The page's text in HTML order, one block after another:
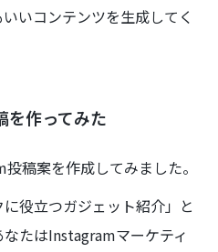
いコンテンツを生成してく
を作ってみた
稿案を作成してみました。
役立つガジェット紹介」と
たはInstagramマーケティ